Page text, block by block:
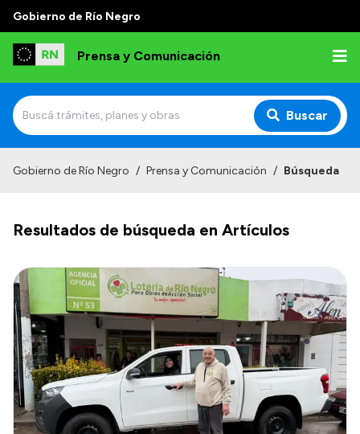
Gobierno de Río Negro
Prensa y Comunicación
Buscar
Autoridades
Referentes de prensa
Archivo de noticias
Transparencia
Presupuesto
Boletín Oficial
Gobierno de Río Negro / Prensa y Comunicación / Búsqueda
Resultados de búsqueda en Artículos